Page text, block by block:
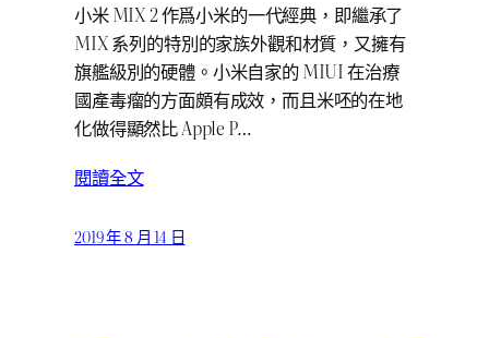
小米 MIX 2 作爲小米的一代經典，即繼承了
MIX 系列的特別的家族外觀和材質，又擁有
旗艦級別的硬體。小米自家的 MIUI 在治療
國產毒瘤的方面頗有成效，而且米呸的在地
化做得顯然比 Apple P…
閱讀全文
2019 年 8 月 14 日